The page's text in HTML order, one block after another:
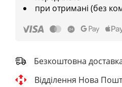
при отримані (без
Безкоштовна
Відділення Нова